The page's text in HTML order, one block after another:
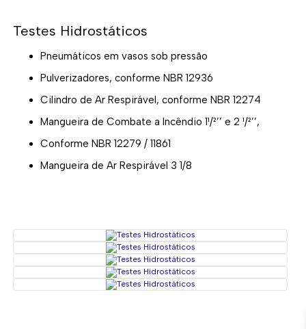
Testes Hidrostáticos
Pneumáticos em vasos sob pressão
Pulverizadores, conforme NBR 12936
Cilindro de Ar Respirável, conforme NBR 12274
Mangueira de Combate a Incêndio 1¹/²’’ e 2 ¹/²’’,
conforme NBR 12279 / 11861
Mangueira de Ar Respirável 3 1/8